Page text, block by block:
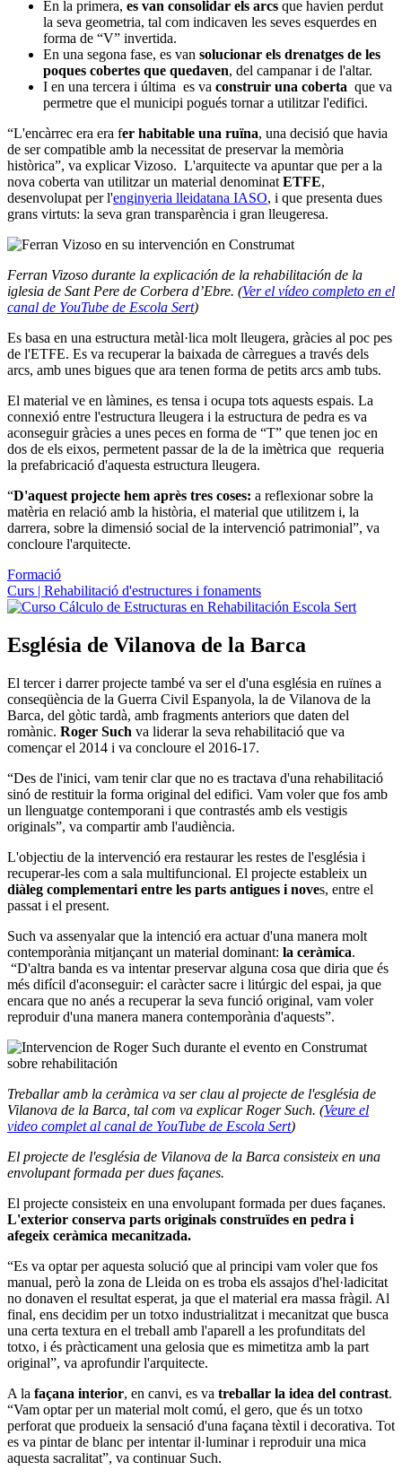
En la primera, es van consolidar els arcs que havien perdut
la seva geometria, tal com indicaven les seves esquerdes en
forma de “V” invertida.
En una segona fase, es van solucionar els drenatges de les
poques cobertes que quedaven, del campanar i de l'altar.
I en una tercera i última es va construir una coberta que va
permetre que el municipi pogués tornar a utilitzar l'edifici.
“L'encàrrec era era fer habitable una ruïna, una decisió que havia
de ser compatible amb la necessitat de preservar la memòria
històrica”, va explicar Vizoso. L'arquitecte va apuntar que per a la
nova coberta van utilitzar un material denominat ETFE,
desenvolupat per l'enginyeria lleidatana IASO, i que presenta dues
grans virtuts: la seva gran transparència i gran lleugeresa.
Ferran Vizoso durante la explicación de la rehabilitación de la
iglesia de Sant Pere de Corbera d’Ebre. (Ver el vídeo completo en el
canal de YouTube de Escola Sert)
Es basa en una estructura metàl·lica molt lleugera, gràcies al poc pes
de l'ETFE. Es va recuperar la baixada de càrregues a través dels
arcs, amb unes bigues que ara tenen forma de petits arcs amb tubs.
El material ve en làmines, es tensa i ocupa tots aquests espais. La
connexió entre l'estructura lleugera i la estructura de pedra es va
aconseguir gràcies a unes peces en forma de “T” que tenen joc en
dos de els eixos, permetent passar de la de la imètrica que requeria
la prefabricació d'aquesta estructura lleugera.
“D'aquest projecte hem après tres coses: a reflexionar sobre la
matèria en relació amb la història, el material que utilitzem i, la
darrera, sobre la dimensió social de la intervenció patrimonial”, va
concloure l'arquitecte.
Formació
Curs | Rehabilitació d'estructures i fonaments
Església de Vilanova de la Barca
El tercer i darrer projecte també va ser el d'una església en ruïnes a
conseqüència de la Guerra Civil Espanyola, la de Vilanova de la
Barca, del gòtic tardà, amb fragments anteriors que daten del
romànic. Roger Such va liderar la seva rehabilitació que va
començar el 2014 i va concloure el 2016-17.
“Des de l'inici, vam tenir clar que no es tractava d'una rehabilitació
sinó de restituir la forma original del edifici. Vam voler que fos amb
un llenguatge contemporani i que contrastés amb els vestigis
originals”, va compartir amb l'audiència.
L'objectiu de la intervenció era restaurar les restes de l'església i
recuperar-les com a sala multifuncional. El projecte estableix un
diàleg complementari entre les parts antigues i noves, entre el
passat i el present.
Such va assenyalar que la intenció era actuar d'una manera molt
contemporània mitjançant un material dominant: la ceràmica.
“D'altra banda es va intentar preservar alguna cosa que diria que és
més difícil d'aconseguir: el caràcter sacre i litúrgic del espai, ja que
encara que no anés a recuperar la seva funció original, vam voler
reproduir d'una manera manera contemporània d'aquests”.
Treballar amb la ceràmica va ser clau al projecte de l'església de
Vilanova de la Barca, tal com va explicar Roger Such. (Veure el
video complet al canal de YouTube de Escola Sert)
El projecte de l'església de Vilanova de la Barca consisteix en una
envolupant formada per dues façanes.
El projecte consisteix en una envolupant formada per dues façanes.
L'exterior conserva parts originals construïdes en pedra i
afegeix ceràmica mecanitzada.
“Es va optar per aquesta solució que al principi vam voler que fos
manual, però la zona de Lleida on es troba els assajos d'hel·ladicitat
no donaven el resultat esperat, ja que el material era massa fràgil. Al
final, ens decidim per un totxo industrialitzat i mecanitzat que busca
una certa textura en el treball amb l'aparell a les profunditats del
totxo, i és pràcticament una gelosia que es mimetitza amb la part
original”, va aprofundir l'arquitecte.
A la façana interior, en canvi, es va treballar la idea del contrast.
“Vam optar per un material molt comú, el gero, que és un totxo
perforat que produeix la sensació d'una façana tèxtil i decorativa. Tot
es va pintar de blanc per intentar il·luminar i reproduir una mica
aquesta sacralitat”, va continuar Such.